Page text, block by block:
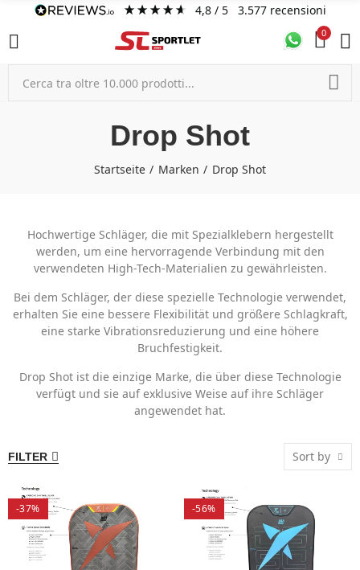
4,8/ 5 3.577 recensioni
0
Drop Shot
Startseite Marken Drop Shot
Hochwertige Schläger, die mit Spezialklebern hergestellt
werden, um eine hervorragende Verbindung mit den
verwendeten High-Tech-Materialien zu gewährleisten.
Bei dem Schläger, der diese spezielle Technologie verwendet,
erhalten Sie eine bessere Flexibilität und größere Schlagkraft,
eine starke Vibrationsreduzierung und eine höhere
Bruchfestigkeit.
Drop Shot ist die einzige Marke, die über diese Technologie
verfügt und sie auf exklusive Weise auf ihre Schläger
angewendet hat.
FILTER Sort by
-37% -56%